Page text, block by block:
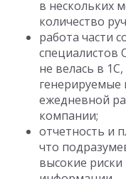
в нескольких
количество
работа части
специалистов
не велась в
ежедневной
компании;
отчетность и
что
высокие